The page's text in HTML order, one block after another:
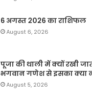
6 अगस्त 2026 का राशिफल
August 6, 2026
पूजा की थाली में क्यों रखी
भगवान गणेश से इसका क्या
August 5, 2026